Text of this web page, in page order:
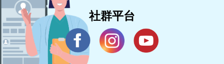
社群平台